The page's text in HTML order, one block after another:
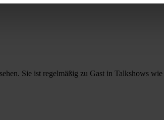
Sie ist regelmäßig zu Gast in Talkshows